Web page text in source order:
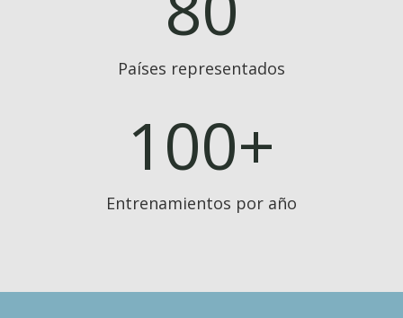
Países representados
100+
Entrenamientos por año